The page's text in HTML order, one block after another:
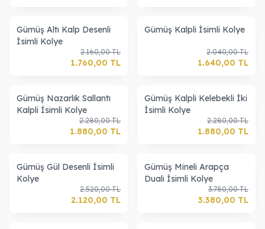
Gümüş Altı Kalp Desenli
İsimli Kolye
2.160,00TL
1.760,00 TL
Gümüş Kalpli İsimli Kolye
2.040,00TL
1.640,00 TL
Gümüş Nazarlık Sallantı
Kalpli İsimli Kolye
2.280,00TL
1.880,00 TL
Gümüş Kalpli Kelebekli İki
İsimli Kolye
2.280,00TL
1.880,00 TL
Gümüş Gül Desenli İsimli
Kolye
2.520,00TL
2.120,00 TL
Gümüş Mineli Arapça
Dualı İsimli Kolye
3.780,00TL
3.380,00 TL